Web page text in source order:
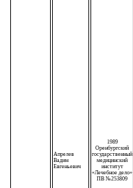
Апрелев
Вадим
Евгеньевич
1989
Оренбургский
государственный
медицинский
институт
«Лечебное дело»
ПВ №253809